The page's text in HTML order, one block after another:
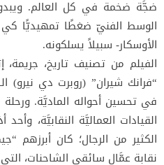
ضجَّة ضخمة في كل العالم.
الوسط الفنيّ ضغطًا تمهيديًّا كي
الأوسكار- سبيلاً يسلكونه.
الفيلم من تصنيف تاريخ،
“فرانك شيران” (روبرت دي نيرو)
في تحسين أحواله الماديَّة.
القيادات العماليَّة النقابيَّة،
الكثير من الرجال؛ كان أبرزهم
نقابة عمَّال سائقي الشاحنات،